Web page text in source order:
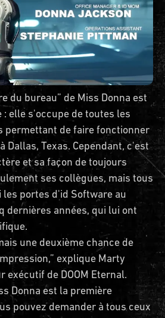
du bureau” de Miss Donna est
elle s'occupe de toutes les
permettant de faire fonctionner
Dallas, Texas. Cependant, c'est
et sa façon de toujours
ses collègues, mais tous
portes d'id Software au
dernières années, qui lui ont
une deuxième chance de
explique Marty
exécutif de DOOM Eternal.
Donna est la première
pouvez demander à tous ceux